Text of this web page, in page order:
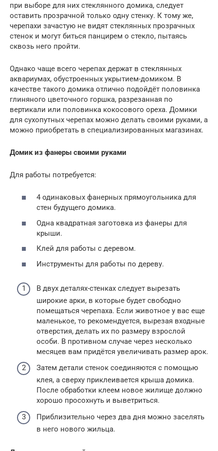
при выборе для них стеклянного домика, следует
оставить прозрачной только одну стенку. К тому же,
черепахи зачастую не видят стеклянных прозрачных
стенок и могут биться панцирем о стекло, пытаясь
сквозь него пройти.
Однако чаще всего черепах держат в стеклянных
аквариумах, обустроенных укрытием-домиком. В
качестве такого домика отлично подойдёт половинка
глиняного цветочного горшка, разрезанная по
вертикали или половинка кокосового ореха. Домики
для сухопутных черепах можно делать своими руками, а
можно приобретать в специализированных магазинах.
Домик из фанеры своими руками
Для работы потребуется:
4 одинаковых фанерных прямоугольника для
стен будущего домика.
Одна квадратная заготовка из фанеры для
крыши.
Клей для работы с деревом.
Инструменты для работы по дереву.
В двух деталях-стенках следует вырезать
широкие арки, в которые будет свободно
помещаться черепаха. Если животное у вас еще
маленькое, то рекомендуется, вырезая входные
отверстия, делать их по размеру взрослой
особи. В противном случае через несколько
месяцев вам придётся увеличивать размер арок.
Затем детали стенок соединяются с помощью
клея, а сверху приклеивается крыша домика.
После обработки клеем новое жилище должно
хорошо просохнуть и выветриться.
Приблизительно через два дня можно заселять
в него нового жильца.